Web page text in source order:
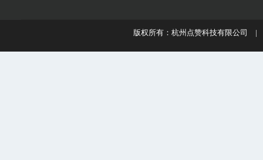
版权所有：杭州点赞科技有限公司